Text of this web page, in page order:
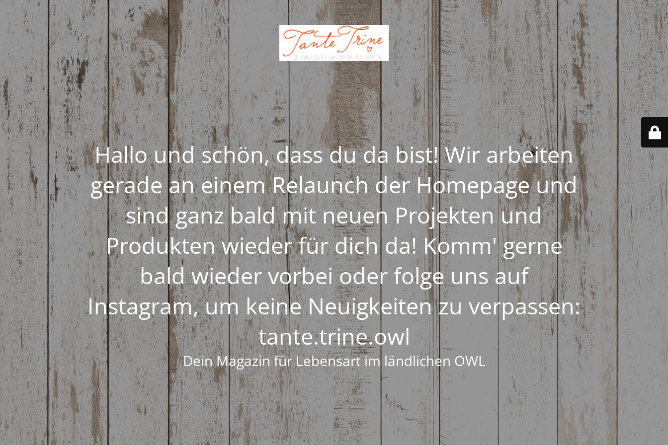
Hallo und schön, dass du da bist! Wir arbeiten
gerade an einem Relaunch der Homepage und
sind ganz bald mit neuen Projekten und
Produkten wieder für dich da! Komm' gerne
bald wieder vorbei oder folge uns auf
Instagram, um keine Neuigkeiten zu verpassen:
tante.trine.owl
Dein Magazin für Lebensart im ländlichen OWL